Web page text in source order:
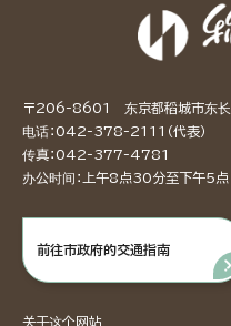
〒206-8601 东京都稻城市东
电话：042-378-2111（代表）
传真：042-377-4781
办公时间：上午8点30分至下午5点
前往市政府的交通指南
关于这个网站